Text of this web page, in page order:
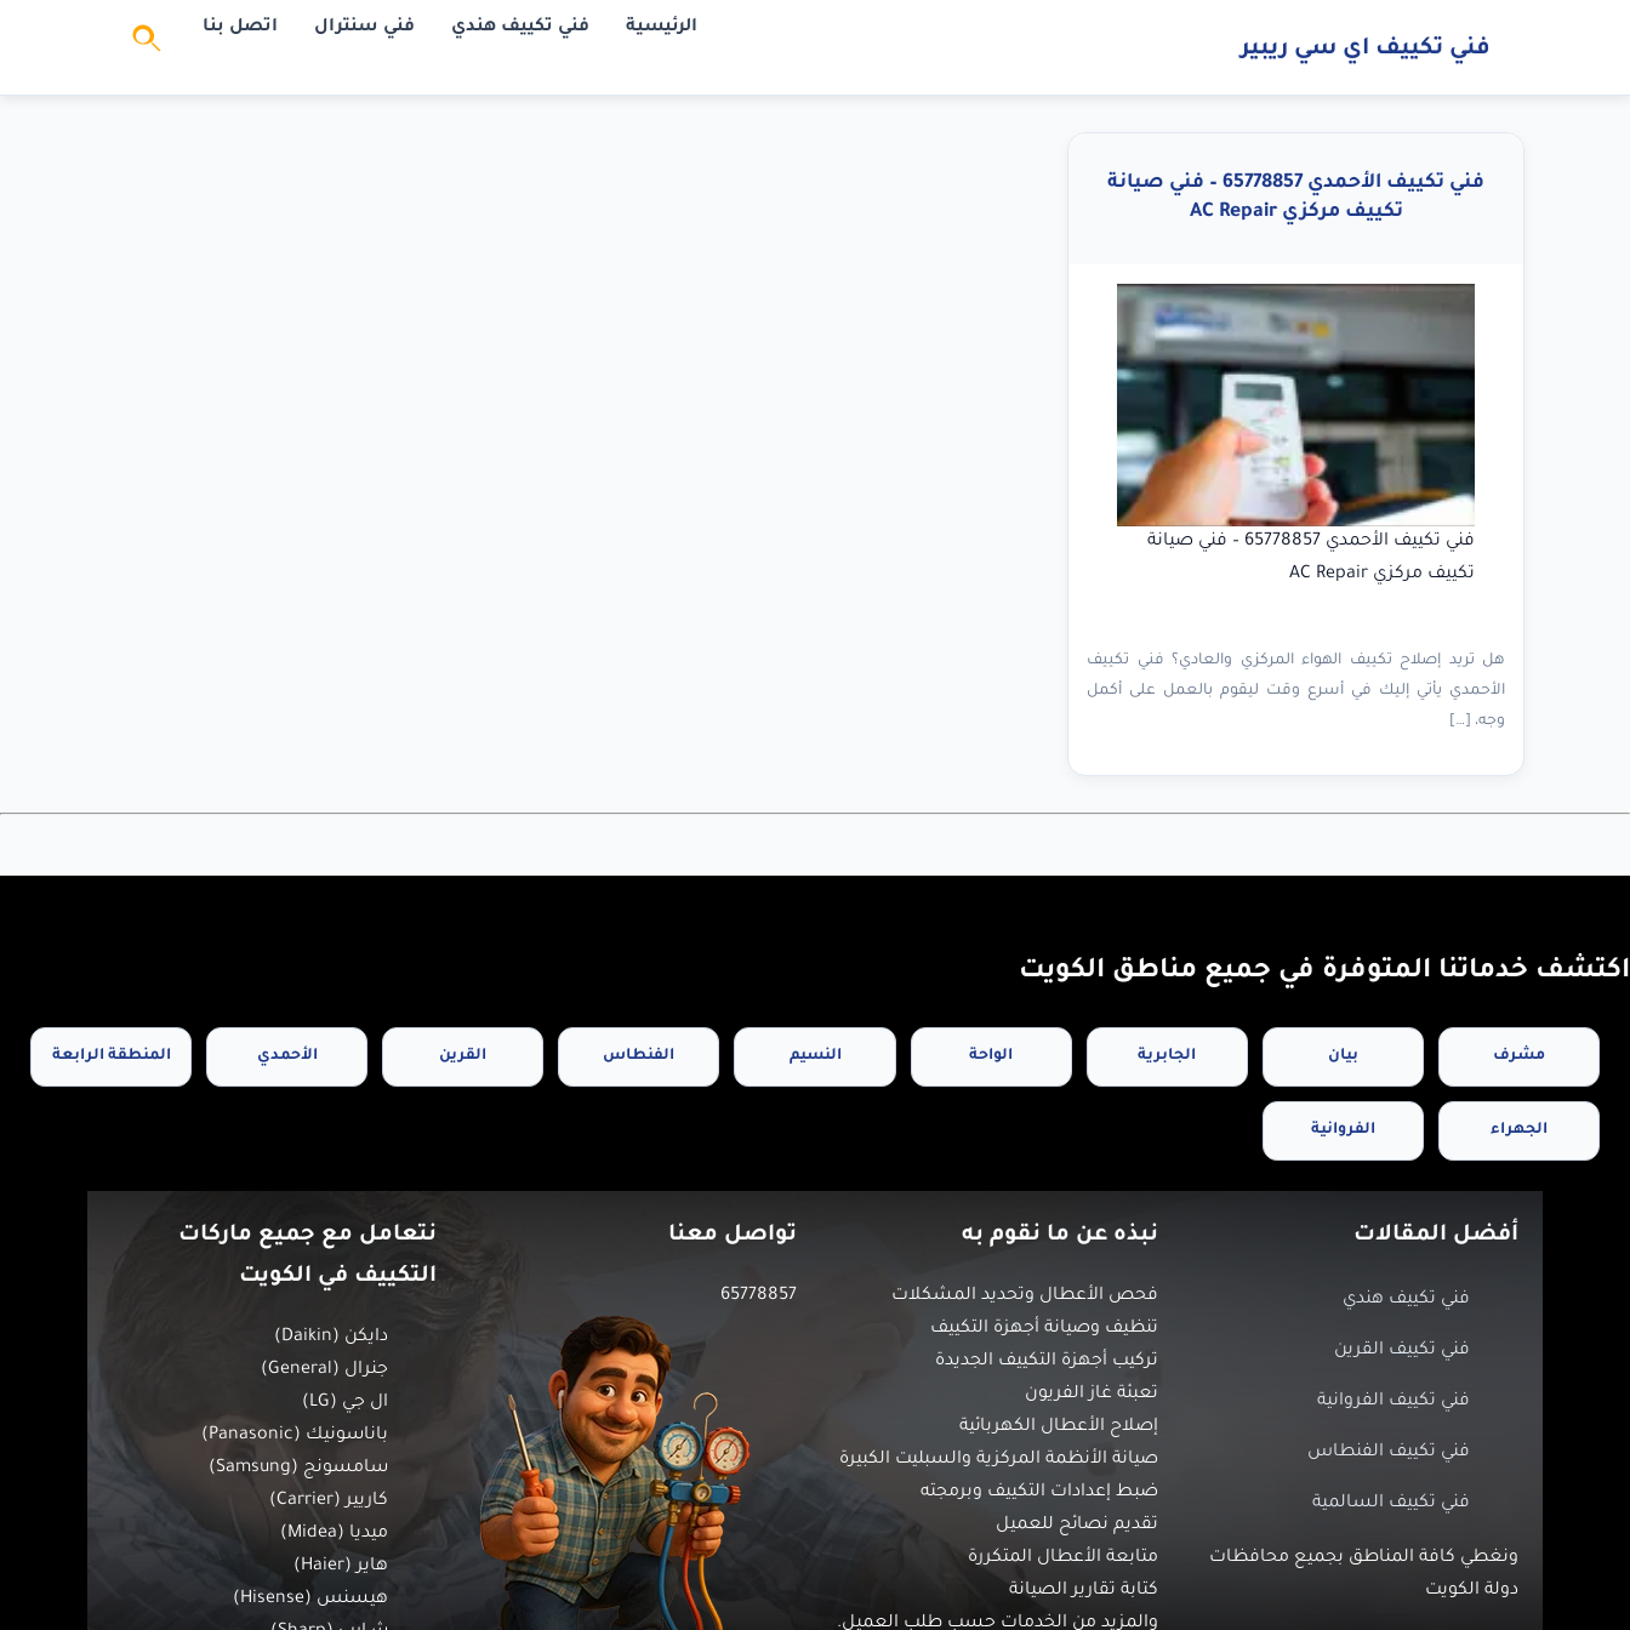
فني تكييف اي سي ريبير
الرئيسية فني تكييف هندي فني سنترال اتصل بنا
فني تكييف الأحمدي 65778857 – فني صيانة
تكييف مركزي AC Repair
فني تكييف الأحمدي 65778857 – فني صيانة
تكييف مركزي AC Repair
هل تريد إصلاح تكييف الهواء المركزي والعادي؟ فني تكييف
الأحمدي يأتي إليك في أسرع وقت ليقوم بالعمل على أكمل
وجه، […]
اكتشف خدماتنا المتوفرة في جميع مناطق الكويت
مشرف بيان الجابرية الواحة النسيم الفنطاس القرين الأحمدي المنطقة الرابعة
الجهراء الفروانية
أفضل المقالات
فني تكييف هندي
فني تكييف القرين
فني تكييف الفروانية
فني تكييف الفنطاس
فني تكييف السالمية
ونغطي كافة المناطق بجميع محافظات
دولة الكويت
نبذه عن ما نقوم به
فحص الأعطال وتحديد المشكلات
تنظيف وصيانة أجهزة التكييف
تركيب أجهزة التكييف الجديدة
تعبئة غاز الفريون
إصلاح الأعطال الكهربائية
صيانة الأنظمة المركزية والسبليت الكبيرة
ضبط إعدادات التكييف وبرمجته
تقديم نصائح للعميل
متابعة الأعطال المتكررة
كتابة تقارير الصيانة
والمزيد من الخدمات حسب طلب العميل.
تواصل معنا
65778857
نتعامل مع جميع ماركات
التكييف في الكويت
دايكن (Daikin)
جنرال (General)
ال جي (LG)
باناسونيك (Panasonic)
سامسونج (Samsung)
كاريير (Carrier)
ميديا (Midea)
هاير (Haier)
هيسنس (Hisense)